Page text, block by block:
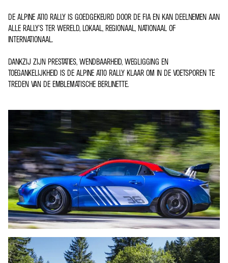
DE ALPINE A110 RALLY IS GOEDGEKEURD DOOR DE FIA EN KAN DEELNEMEN AAN
ALLE RALLY'S TER WERELD, LOKAAL, REGIONAAL, NATIONAAL OF
INTERNATIONAAL.
DANKZIJ ZIJN PRESTATIES, WENDBAARHEID, WEGLIGGING EN
TOEGANKELIJKHEID IS DE ALPINE A110 RALLY KLAAR OM IN DE VOETSPOREN TE
TREDEN VAN DE EMBLEMATISCHE BERLINETTE.